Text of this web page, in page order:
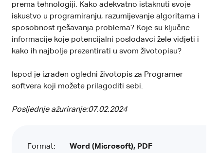
prema tehnologiji. Kako adekvatno istaknuti svoje
iskustvo u programiranju, razumijevanje algoritama i
sposobnost rješavanja problema? Koje su ključne
informacije koje potencijalni poslodavci žele vidjeti i
kako ih najbolje prezentirati u svom životopisu?
Ispod je izrađen ogledni životopis za Programer
softvera koji možete prilagoditi sebi.
Posljednje ažuriranje:07.02.2024
Format:
Word (Microsoft), PDF